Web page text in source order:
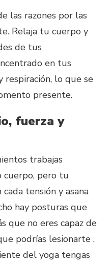
las razones por las
Relaja tu cuerpo y
de tus
en tus
respiración, lo que se
presente.
fuerza y
trabajas
cuerpo, pero tu
tensión y asana
hay posturas que
que no eres capaz de
podrías lesionarte .
del yoga tengas